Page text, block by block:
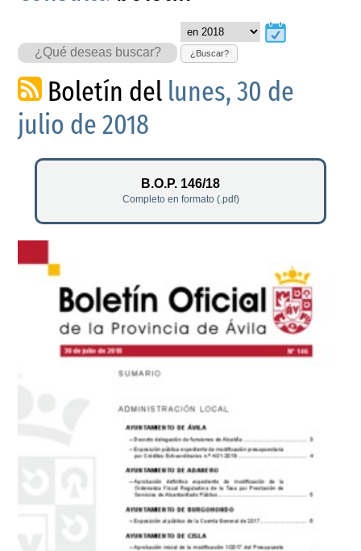
¿Buscar?
Boletín del lunes, 30 de
julio de 2018
B.O.P. 146/18
Completo en formato (.pdf)